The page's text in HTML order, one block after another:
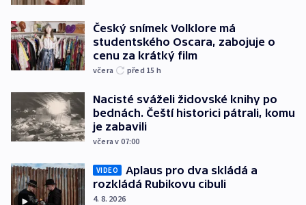
Český snímek Volklore má
studentského Oscara, zabojuje o
cenu za krátký film
včera před 15 h
Nacisté sváželi židovské knihy po
bednách. Čeští historici pátrali, komu
je zabavili
včera v 07:00
VIDEO
Aplaus pro dva skládá a
rozkládá Rubikovu cibuli
4. 8. 2026